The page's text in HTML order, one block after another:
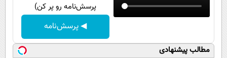
پرسش‌نامه رو پر کن)
◀ پرسش‌نامه
مطالب پیشنهادی